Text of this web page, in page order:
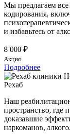
Мы предлагаем
кодирования,
и избавьтесь от
8 000 ₽
Акция
Подробнее
Рехаб
Наш
пространство, где
доказавшие
наркоманов,